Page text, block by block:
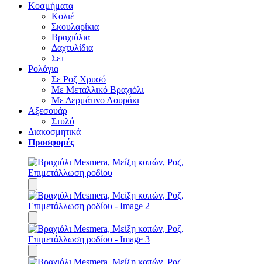
Κοσμήματα
Κολιέ
Σκουλαρίκια
Βραχιόλια
Δαχτυλίδια
Σετ
Ρολόγια
Σε Ροζ Χρυσό
Με Μεταλλικό Βραχιόλι
Με Δερμάτινο Λουράκι
Αξεσουάρ
Στυλό
Διακοσμητικά
Προσφορές